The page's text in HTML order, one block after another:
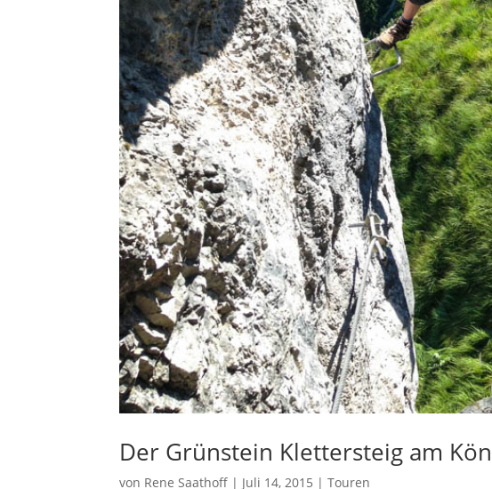
Der Grünstein Klettersteig am
von Rene Saathoff | Juli 14, 2015 |Touren